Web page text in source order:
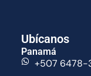
Ubícanos
Panamá
+507 6478-